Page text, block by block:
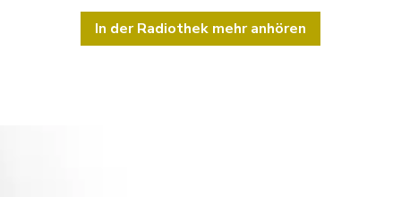
In der Radiothek mehr anhören